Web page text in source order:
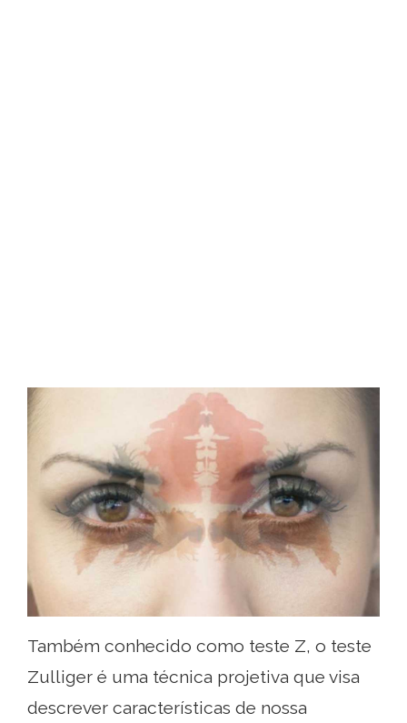
Também conhecido como teste Z, o teste
Zulliger é uma técnica projetiva que visa
descrever características de nossa